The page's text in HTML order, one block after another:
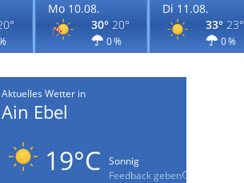
Mo 10.08.
30° 20°
0 %
Di 11.08.
33° 23°
0 %
Aktuelles Wetter in
Ain Ebel
19°C
Sonnig
Feedback geben